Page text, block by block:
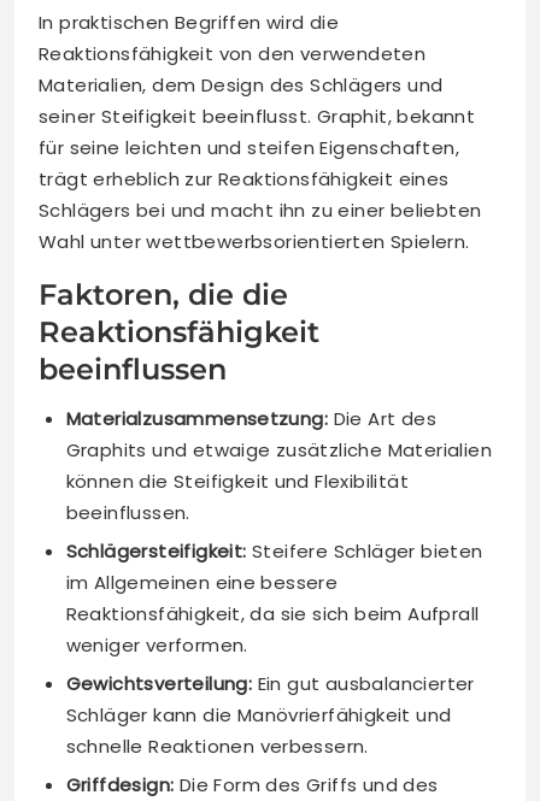
In praktischen Begriffen wird die
Reaktionsfähigkeit von den verwendeten
Materialien, dem Design des Schlägers und
seiner Steifigkeit beeinflusst. Graphit, bekannt
für seine leichten und steifen Eigenschaften,
trägt erheblich zur Reaktionsfähigkeit eines
Schlägers bei und macht ihn zu einer beliebten
Wahl unter wettbewerbsorientierten Spielern.
Faktoren, die die
Reaktionsfähigkeit
beeinflussen
Materialzusammensetzung: Die Art des
Graphits und etwaige zusätzliche Materialien
können die Steifigkeit und Flexibilität
beeinflussen.
Schlägersteifigkeit: Steifere Schläger bieten
im Allgemeinen eine bessere
Reaktionsfähigkeit, da sie sich beim Aufprall
weniger verformen.
Gewichtsverteilung: Ein gut ausbalancierter
Schläger kann die Manövrierfähigkeit und
schnelle Reaktionen verbessern.
Griffdesign: Die Form des Griffs und des